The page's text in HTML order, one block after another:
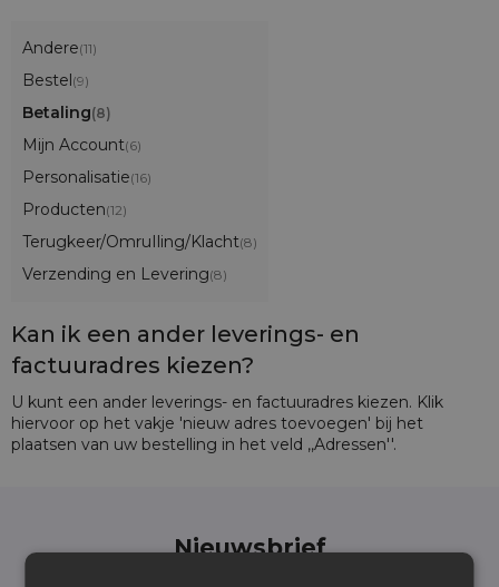
Andere(11)
Bestel(9)
Betaling(8)
Mijn Account(6)
Personalisatie(16)
Producten(12)
Terugkeer/OmruIling/Klacht(8)
Verzending en Levering(8)
Kan ik een ander leverings- en
factuuradres kiezen?
U kunt een ander leverings- en factuuradres kiezen. Klik
hiervoor op het vakje 'nieuw adres toevoegen' bij het
plaatsen van uw bestelling in het veld ,,Adressen''.
Nieuwsbrief